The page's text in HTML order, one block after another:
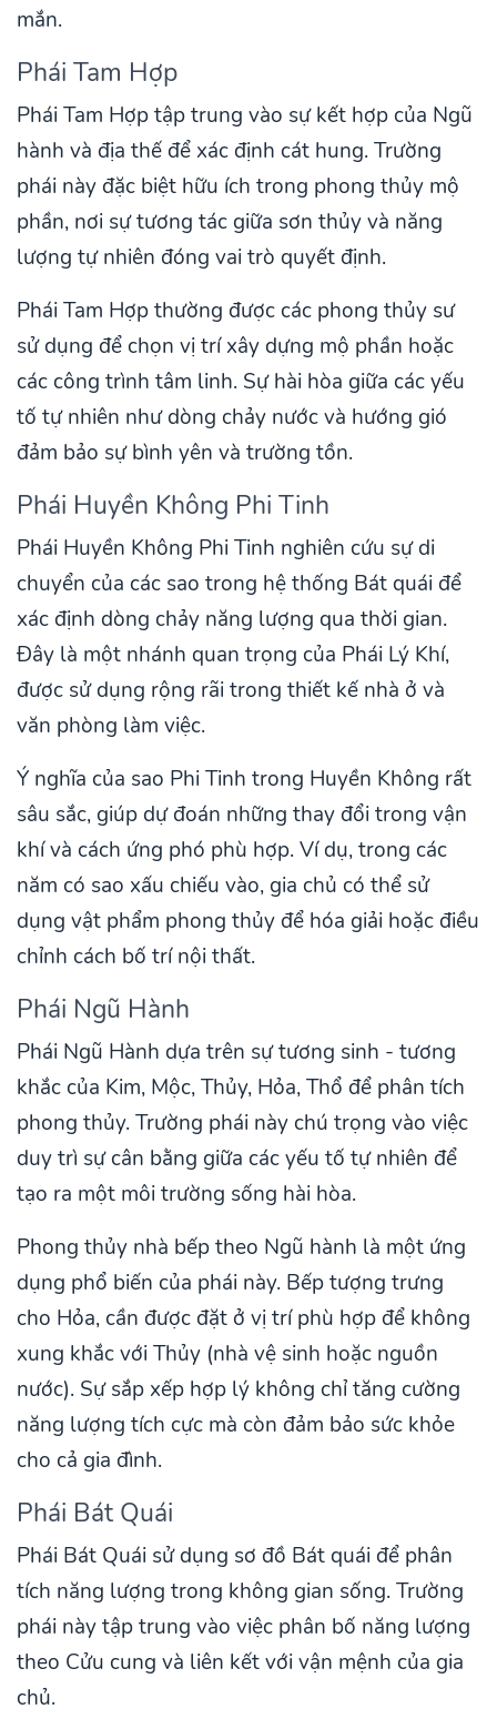
mắn.
Phái Tam Hợp
Phái Tam Hợp tập trung vào sự kết hợp của Ngũ
hành và địa thế để xác định cát hung. Trường
phái này đặc biệt hữu ích trong phong thủy mộ
phần, nơi sự tương tác giữa sơn thủy và năng
lượng tự nhiên đóng vai trò quyết định.
Phái Tam Hợp thường được các phong thủy sư
sử dụng để chọn vị trí xây dựng mộ phần hoặc
các công trình tâm linh. Sự hài hòa giữa các yếu
tố tự nhiên như dòng chảy nước và hướng gió
đảm bảo sự bình yên và trường tồn.
Phái Huyền Không Phi Tinh
Phái Huyền Không Phi Tinh nghiên cứu sự di
chuyển của các sao trong hệ thống Bát quái để
xác định dòng chảy năng lượng qua thời gian.
Đây là một nhánh quan trọng của Phái Lý Khí,
được sử dụng rộng rãi trong thiết kế nhà ở và
văn phòng làm việc.
Ý nghĩa của sao Phi Tinh trong Huyền Không rất
sâu sắc, giúp dự đoán những thay đổi trong vận
khí và cách ứng phó phù hợp. Ví dụ, trong các
năm có sao xấu chiếu vào, gia chủ có thể sử
dụng vật phẩm phong thủy để hóa giải hoặc điều
chỉnh cách bố trí nội thất.
Phái Ngũ Hành
Phái Ngũ Hành dựa trên sự tương sinh - tương
khắc của Kim, Mộc, Thủy, Hỏa, Thổ để phân tích
phong thủy. Trường phái này chú trọng vào việc
duy trì sự cân bằng giữa các yếu tố tự nhiên để
tạo ra một môi trường sống hài hòa.
Phong thủy nhà bếp theo Ngũ hành là một ứng
dụng phổ biến của phái này. Bếp tượng trưng
cho Hỏa, cần được đặt ở vị trí phù hợp để không
xung khắc với Thủy (nhà vệ sinh hoặc nguồn
nước). Sự sắp xếp hợp lý không chỉ tăng cường
năng lượng tích cực mà còn đảm bảo sức khỏe
cho cả gia đình.
Phái Bát Quái
Phái Bát Quái sử dụng sơ đồ Bát quái để phân
tích năng lượng trong không gian sống. Trường
phái này tập trung vào việc phân bố năng lượng
theo Cửu cung và liên kết với vận mệnh của gia
chủ.